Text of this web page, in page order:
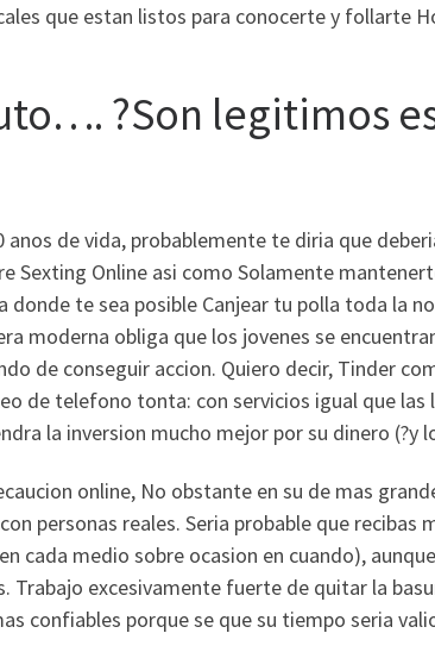
que estan listos para conocerte y follarte
?Son legitimos
anos de vida, probablemente te diria que
Sexting Online asi­ como Solamente
te sea posible Canjear tu polla toda la
moderna obliga que los jovenes se
de conseguir accion. Quiero decir, Tinder
de telefono tonta: con servicios igual que las
la inversion mucho mejor por su dinero
online, No obstante en su de mas
personas reales. Seri­a probable que recibas
cada medio sobre ocasion en cuando),
Trabajo excesivamente fuerte de quitar la
confiables porque se que su tiempo seri­a